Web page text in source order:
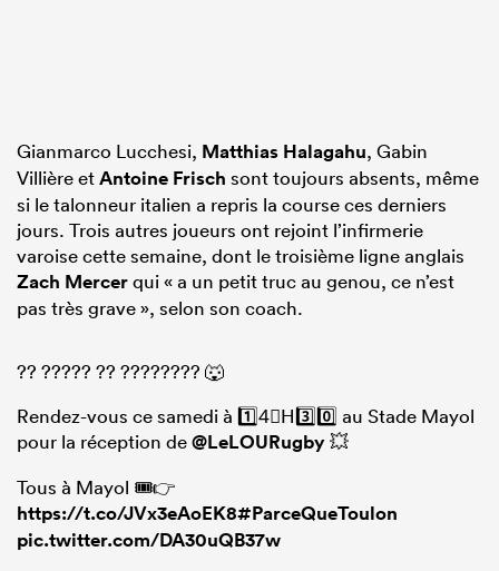
Gianmarco Lucchesi, Matthias Halagahu, Gabin
Villière etAntoine Frisch sont toujours absents, même
si le talonneur italien a repris la course ces derniers
jours. Trois autres joueurs ont rejoint l’infirmerie
varoise cette semaine, dont le troisième ligne anglais
Zach Mercerqui « a un petit truc au genou, ce n’est
pas très grave », selon son coach.
?? ????? ?? ???????? 🐺
Rendez-vous ce samedi à 1️⃣4⃣H3️⃣0️⃣ au Stade Mayol
pour la réception de@LeLOURugby💥
Tous à Mayol 🎟👉
https://t.co/JVx3eAoEK8#ParceQueToulon
pic.twitter.com/DA30uQB37w